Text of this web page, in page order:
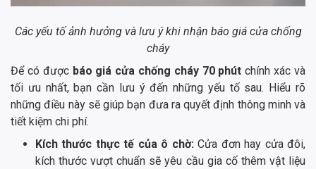
Các yếu tố ảnh hưởng và lưu ý khi nhận báo giá cửa chống
cháy
Để có được báo giá cửa chống cháy 70 phút chính xác và
tối ưu nhất, bạn cần lưu ý đến những yếu tố sau. Hiểu rõ
những điều này sẽ giúp bạn đưa ra quyết định thông minh và
tiết kiệm chi phí.
Kích thước thực tế của ô chờ:Cửa đơn hay cửa đôi,
kích thước vượt chuẩn sẽ yêu cầu gia cố thêm vật liệu